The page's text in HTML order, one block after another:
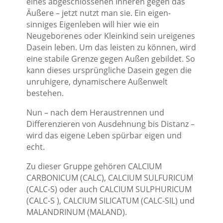
Äußere – jetzt nutzt man sie. Ein eigen-
sinniges Eigenleben will hier wie ein
Neugeborenes oder Kleinkind sein ureigenes
Dasein leben. Um das leisten zu können, wird
eine stabile Grenze gegen Außen gebildet. So
kann dieses ursprüngliche Dasein gegen die
unruhigere, dynamischere Außenwelt
bestehen.
Nun – nach dem Heraustrennen und
Differenzieren von Ausdehnung bis Distanz –
wird das eigene Leben spürbar eigen und
echt.
Zu dieser Gruppe gehören CALCIUM
CARBONICUM (CALC), CALCIUM SULFURICUM
(CALC-S) oder auch CALCIUM SULPHURICUM
(CALC-S ), CALCIUM SILICATUM (CALC-SIL) und
MALANDRINUM (MALAND).